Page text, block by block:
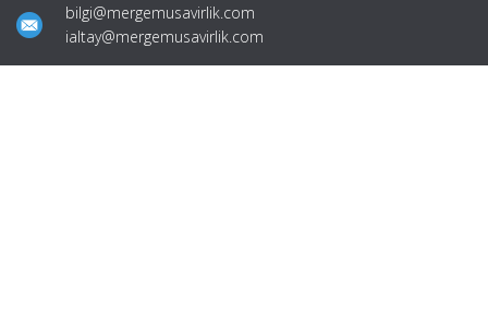
bilgi@mergemusavirlik.com
ialtay@mergemusavirlik.com